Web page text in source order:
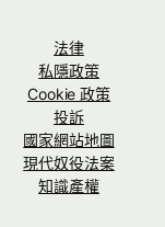
法律
私隱政策
Cookie 政策
投訴
國家網站地圖
現代奴役法案
知識產權